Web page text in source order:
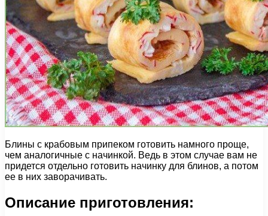
Блины с крабовым припеком готовить намного проще,
чем аналогичные с начинкой. Ведь в этом случае вам не
придется отдельно готовить начинку для блинов, а потом
ее в них заворачивать.
Описание приготовления: